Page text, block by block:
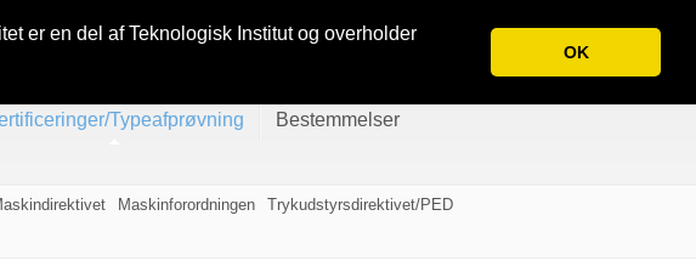
er en del af Teknologisk Institut og overholder
OK
Typeafprøvning
Maskinforordningen
Trykudstyrsdirektivet/PED
Bestemmelser